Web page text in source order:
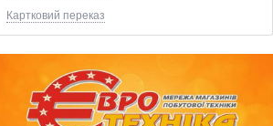
Картковий переказ